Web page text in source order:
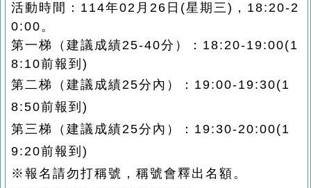
活動時間：114年02月26日(星期三)，18:20-2
0:00。
第一梯（建議成績25-40分）：18:20-19:00(1
8:10前報到)
第二梯
（建議成績25分內） ：19:00-19:30(1
8:50前報到)
第三梯
（建議成績25分內 ）
：19:30-20:00(1
9:20前報到)
※報名請勿打稱號，稱號會釋出名額。